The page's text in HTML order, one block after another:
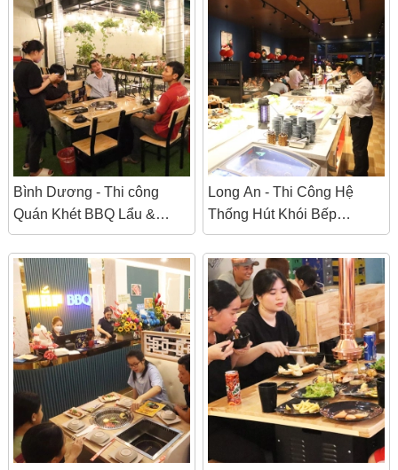
Bình Dương - Thi công
Quán Khét BBQ Lẩu &
Nướng Không Khói
Long An - Thi Công Hệ
Thống Hút Khói Bếp
Nướng Nhà Hàng UPPA
BBQ